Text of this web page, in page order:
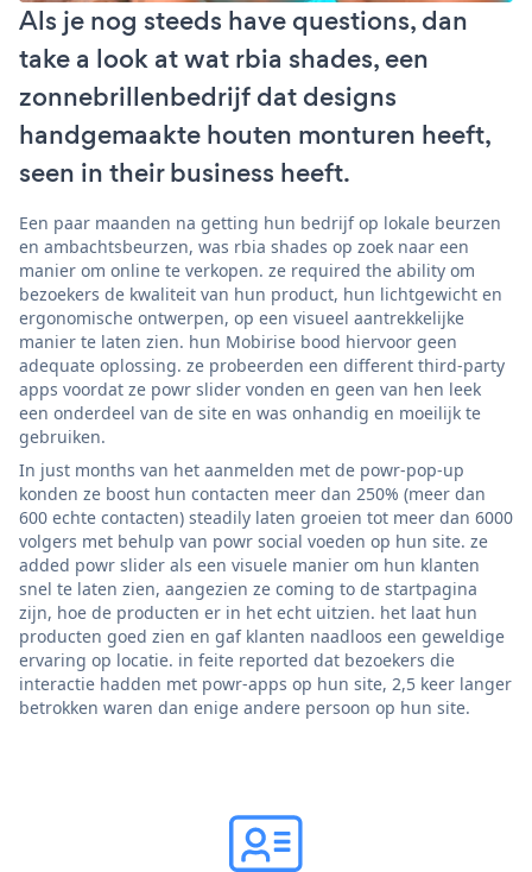
Als je nog steeds have questions, dan
take a look at wat rbia shades, een
zonnebrillenbedrijf dat designs
handgemaakte houten monturen heeft,
seen in their business heeft.
Een paar maanden na getting hun bedrijf op lokale beurzen
en ambachtsbeurzen, was rbia shades op zoek naar een
manier om online te verkopen. ze required the ability om
bezoekers de kwaliteit van hun product, hun lichtgewicht en
ergonomische ontwerpen, op een visueel aantrekkelijke
manier te laten zien. hun Mobirise bood hiervoor geen
adequate oplossing. ze probeerden een different third-party
apps voordat ze powr slider vonden en geen van hen leek
een onderdeel van de site en was onhandig en moeilijk te
gebruiken.
In just months van het aanmelden met de powr-pop-up
konden ze boost hun contacten meer dan 250% (meer dan
600 echte contacten) steadily laten groeien tot meer dan 6000
volgers met behulp van powr social voeden op hun site. ze
added powr slider als een visuele manier om hun klanten
snel te laten zien, aangezien ze coming to de startpagina
zijn, hoe de producten er in het echt uitzien. het laat hun
producten goed zien en gaf klanten naadloos een geweldige
ervaring op locatie. in feite reported dat bezoekers die
interactie hadden met powr-apps op hun site, 2,5 keer langer
betrokken waren dan enige andere persoon op hun site.